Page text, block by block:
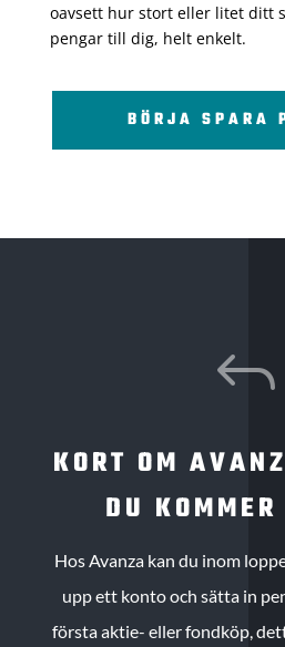
oavsett hur stort eller litet ditt
pengar till dig, helt enkelt.
BÖRJA SPARA
J
KORT OM
DU
Hos Avanza kan du inom
upp ett konto och sätta in
första aktie- eller fondköp,